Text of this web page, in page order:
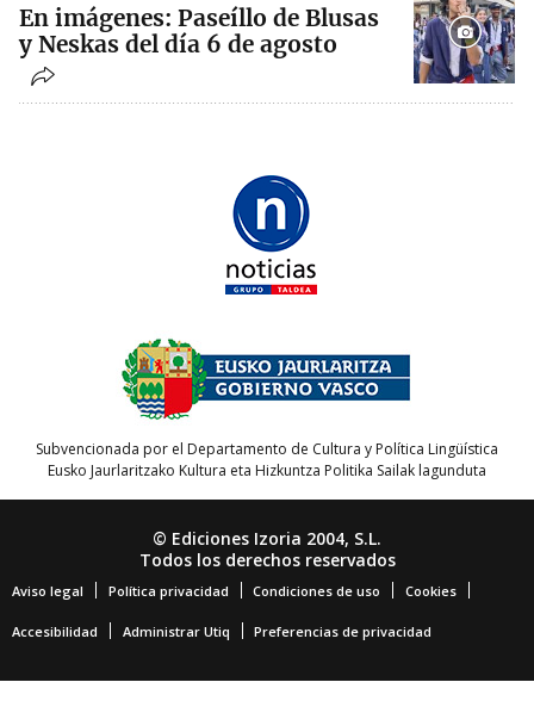
En imágenes: Paseíllo de Blusas
y Neskas del día 6 de agosto
Subvencionada por el Departamento de Cultura y Política Lingüística
Eusko Jaurlaritzako Kultura eta Hizkuntza Politika Sailak lagunduta
© Ediciones Izoria 2004, S.L.
Todos los derechos reservados
Aviso legal Política privacidad Condiciones de uso Cookies
Accesibilidad Administrar Utiq Preferencias de privacidad